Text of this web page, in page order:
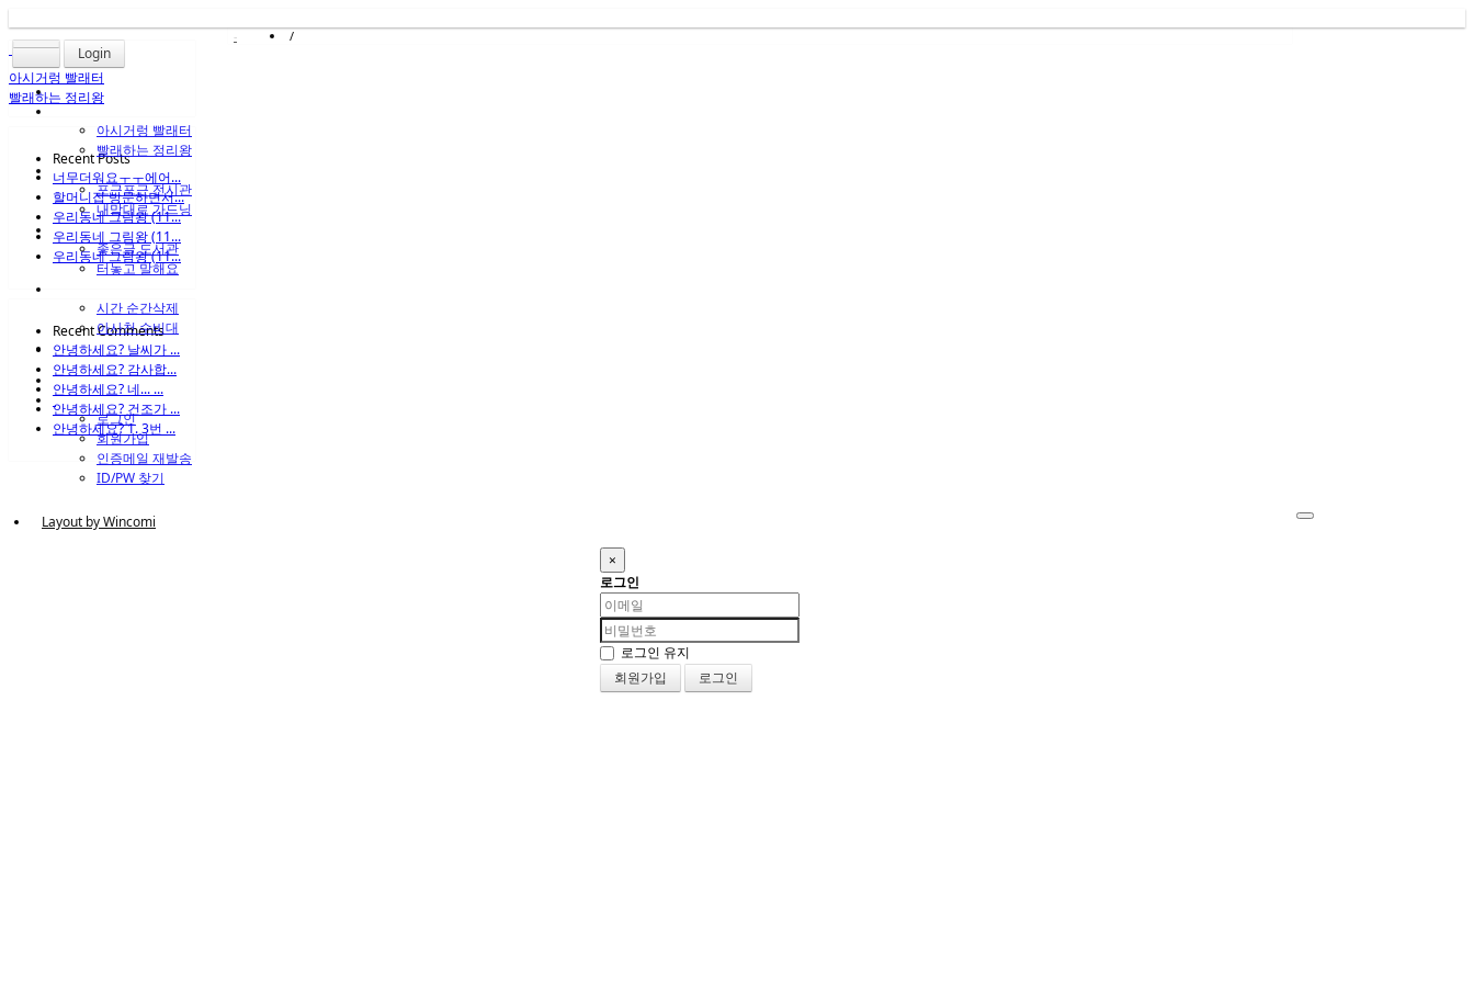
Login
아시거렁 빨래터
빨래하는 정리왕
포근포근 전시관
내맘대로 가드닝
좋은글 도서관
터놓고 말해요
시간 순간삭제
아사천 수비대
로그인
회원가입
인증메일 재발송
ID/PW 찾기
아시거렁 빨래터
빨래하는 정리왕
Recent Posts
너무더워요ㅜㅜ에어...
할머니집 방문하면서...
우리동네 그림왕 (11...
우리동네 그림왕 (11...
우리동네 그림왕 (11...
Recent Comments
안녕하세요? 날씨가 ...
안녕하세요? 감사합...
안녕하세요? 네... ...
안녕하세요? 건조가 ...
안녕하세요? 1. 3번 ...
/
Layout by Wincomi
×
로그인
로그인 유지
회원가입